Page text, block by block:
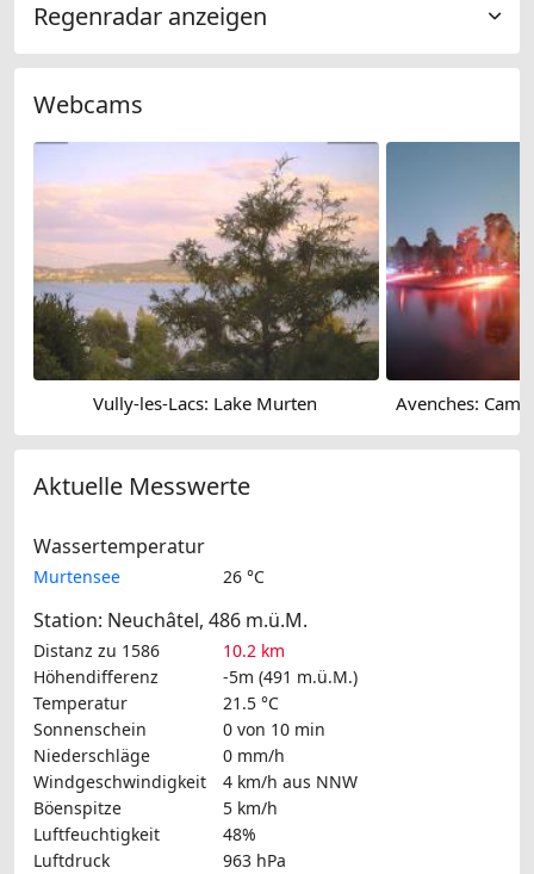
Regenradar anzeigen
Webcams
Vully-les-Lacs: Lake Murten
Aktuelle Messwerte
Wassertemperatur
Murtensee 26 °C
Station: Neuchâtel, 486 m.ü.M.
Distanz zu 1586
10.2 km
Höhendifferenz
-5m (491 m.ü.M.)
Temperatur
21.5 °C
Sonnenschein
0 von 10 min
Niederschläge
0 mm/h
Windgeschwindigkeit
4 km/h aus NNW
Böenspitze
5 km/h
Luftfeuchtigkeit
48%
Luftdruck
963 hPa